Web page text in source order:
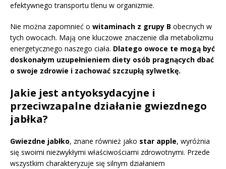
efektywnego transportu tlenu w organizmie.
Nie można zapomnieć o witaminach z grupy B obecnych w
tych owocach. Mają one kluczowe znaczenie dla metabolizmu
energetycznego naszego ciała. Dlatego owoce te mogą być
doskonałym uzupełnieniem diety osób pragnących dbać
o swoje zdrowie i zachować szczupłą sylwetkę.
Jakie jest antyoksydacyjne i
przeciwzapalne działanie gwiezdnego
jabłka?
Gwiezdne jabłko, znane również jako star apple, wyróżnia
się swoimi niezwykłymi właściwościami zdrowotnymi. Przede
wszystkim charakteryzuje się silnym działaniem